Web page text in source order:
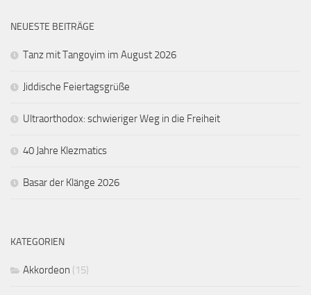
NEUESTE BEITRÄGE
Tanz mit Tangoyim im August 2026
Jiddische Feiertagsgrüße
Ultraorthodox: schwieriger Weg in die Freiheit
40 Jahre Klezmatics
Basar der Klänge 2026
KATEGORIEN
Akkordeon (15)